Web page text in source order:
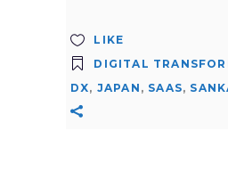
LIKE
DIGITAL
DX, JAPAN , SAAS,